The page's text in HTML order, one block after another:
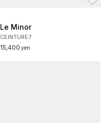
Le Minor
CEINTURE7
15,400 yen